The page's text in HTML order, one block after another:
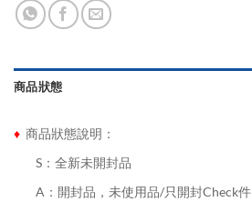
商品狀態
♦ 商品狀態說明：
S：全新未開封品
A：開封品，未使用品/只開封Check件